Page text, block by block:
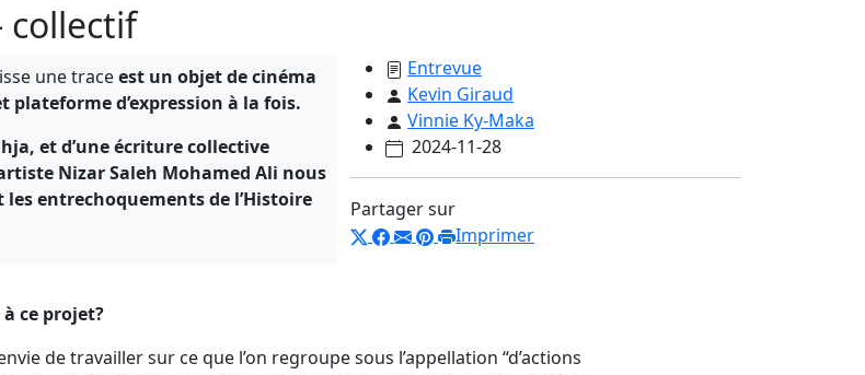
collectif
une traceest un objet de cinéma
d’expression à la fois.
et d’une écriture collective
Nizar Saleh Mohamed Ali nous
entrechoquements de l’Histoire
Entrevue
Kevin Giraud
Vinnie Ky-Maka
2024-11-28
Partager sur
Imprimer
ce projet?
de travailler sur ce que l’on regroupe sous l’appellation “d’actions